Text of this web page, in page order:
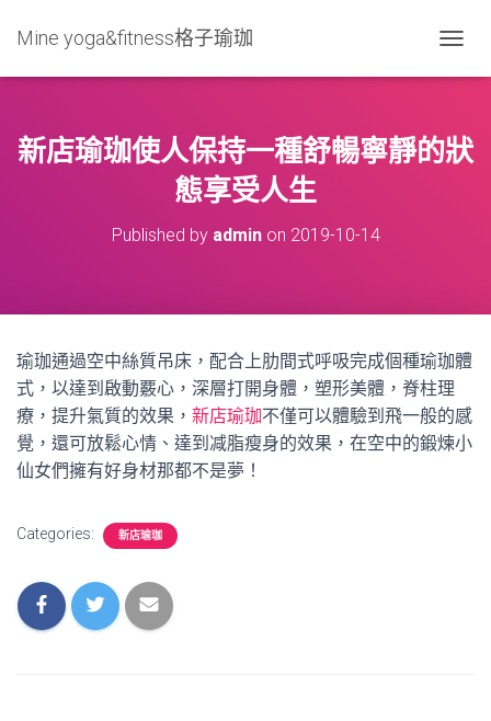
Mine yoga&fitness格子瑜珈
O
L
E
N
新店瑜珈使人保持一種舒暢寧靜的狀
態享受人生
Published by adminon 2019-10-14
瑜珈通過空中絲質吊床，配合上肋間式呼吸完成個種瑜珈體
式，以達到啟動覈心，深層打開身體，塑形美體，脊柱理
療，提升氣質的效果， 新店瑜珈不僅可以體驗到飛一般的感
覺，還可放鬆心情、達到减脂瘦身的效果，在空中的鍛煉小
仙女們擁有好身材那都不是夢！
Categories: 新店瑜珈